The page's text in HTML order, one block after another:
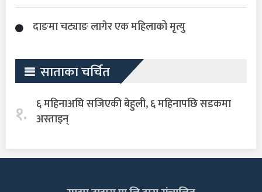
दाङमा चट्याङ लागेर एक महिलाको मृत्यु
साताका चर्चित
१. ६ महिनाअघि सजिएकी बेहुली, ६ महिनापछि सडकमा
अस्ताइन्